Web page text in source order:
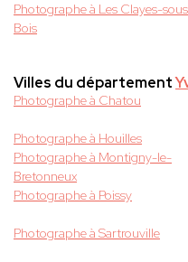
Photographe à Les Clayes-
Bois
Villes du département
Photographe à Chatou
Photographe à Houilles
Photographe à Montigny-le-
Bretonneux
Photographe à Poissy
Photographe à Sartrouville